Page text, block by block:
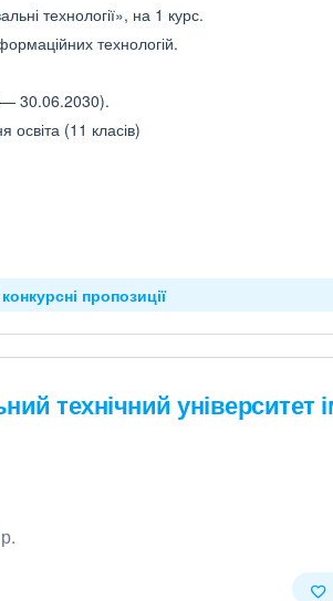
технології», на 1 курс.
технологій.
— 30.06.2030).
(11 класів)
пропозиції
технічний університет